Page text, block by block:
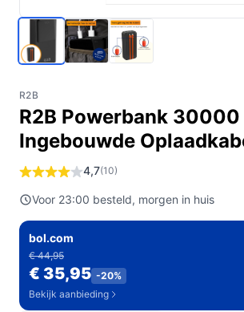
R2B
R2B Powerbank
Ingebouwde
4,7(10)
Voor 23:00 besteld, morgen in huis
bol.com
€ 44,95
€ 35,95 -20%
Bekijk aanbieding